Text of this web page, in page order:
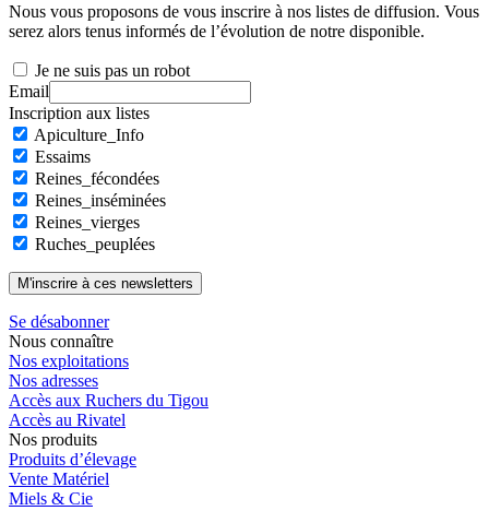
Nous vous proposons de vous inscrire à nos listes de diffusion. Vous
serez alors tenus informés de l’évolution de notre disponible.
Je ne suis pas un robot
Email
Inscription aux listes
Apiculture_Info
Essaims
Reines_fécondées
Reines_inséminées
Reines_vierges
Ruches_peuplées
Se désabonner
Nous connaître
Nos exploitations
Nos adresses
Accès aux Ruchers du Tigou
Accès au Rivatel
Nos produits
Produits d’élevage
Vente Matériel
Miels & Cie